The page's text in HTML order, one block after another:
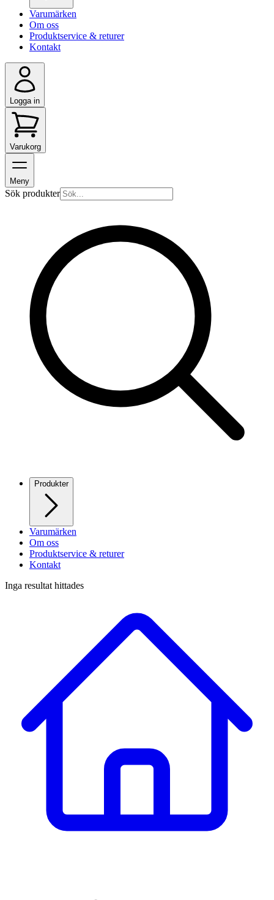
Varumärken
Om oss
Produktservice & returer
Kontakt
Logga in
Varukorg
Meny
Sök produkter
Produkter
Varumärken
Om oss
Produktservice & returer
Kontakt
Inga resultat hittades